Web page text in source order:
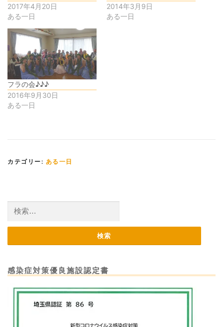
2017年4月20日
ある一日
2014年3月9日
ある一日
フラの会♪♪♪
2016年9月30日
ある一日
カテゴリー: ある一日
索:
感染症対策優良施設認定書